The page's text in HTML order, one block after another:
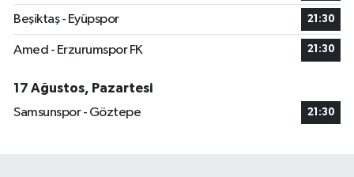
Beşiktaş - Eyüpspor 21:30
Amed - Erzurumspor FK 21:30
17 Ağustos, Pazartesi
Samsunspor - Göztepe
21:30